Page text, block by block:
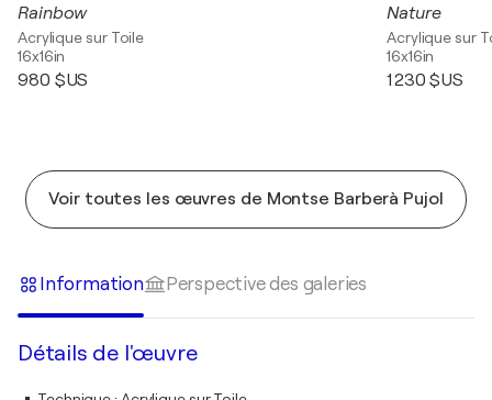
Rainbow
Acrylique sur Toile
16x16in
980 $US
Nature
Acrylique sur
16x16in
1 230 $US
Voir toutes les œuvres de Montse Barberà Pujol
Information Perspective des galeries
Détails de l'œuvre